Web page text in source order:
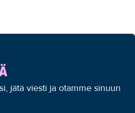
jätä viesti ja otamme sinuun